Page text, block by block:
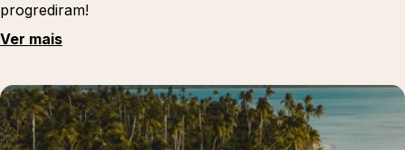
progrediram!
Ver mais